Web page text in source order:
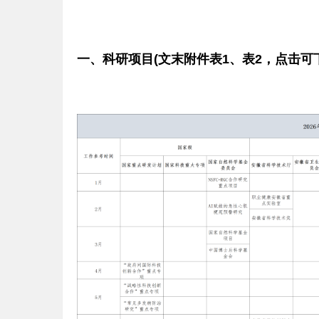
一、科研项目(文末附件表1、表2，点击可